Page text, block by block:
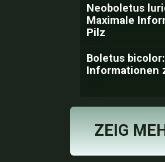
Neoboletus
Maximale
Pilz
Boletus
Informationen
ZEIG